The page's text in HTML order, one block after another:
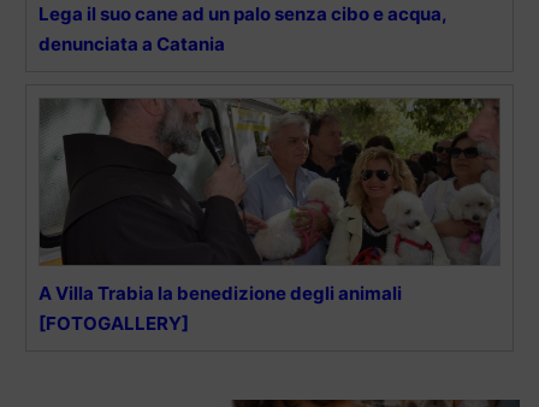
Lega il suo cane ad un palo senza cibo e acqua,
denunciata a Catania
A Villa Trabia la benedizione degli animali
[FOTOGALLERY]